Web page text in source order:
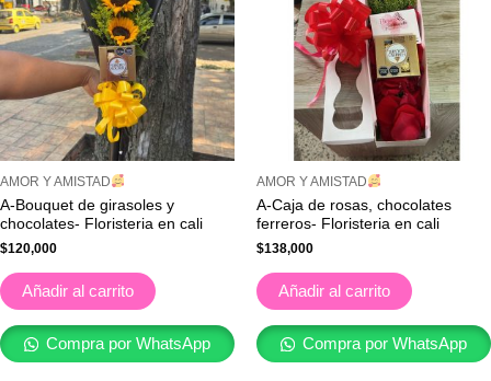
AMOR Y AMISTAD
A-Bouquet de girasoles y
chocolates- Floristeria en cali
$120,000
Añadir al carrito
Compra por WhatsApp
AMOR Y AMISTAD
A-Caja de rosas, chocolates
ferreros- Floristeria en cali
$138,000
Añadir al carrito
Compra por WhatsApp